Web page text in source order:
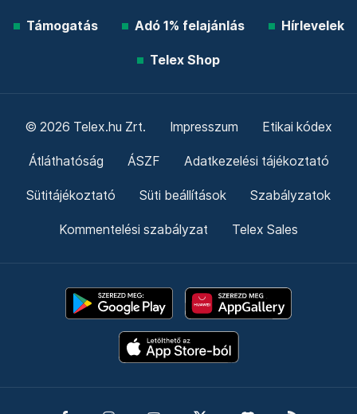
Támogatás Adó 1% felajánlás Hírlevelek
Telex Shop
© 2026 Telex.hu Zrt. Impresszum Etikai kódex
Átláthatóság ÁSZF Adatkezelési tájékoztató
Sütitájékoztató Süti beállítások Szabályzatok
Kommentelési szabályzat Telex Sales